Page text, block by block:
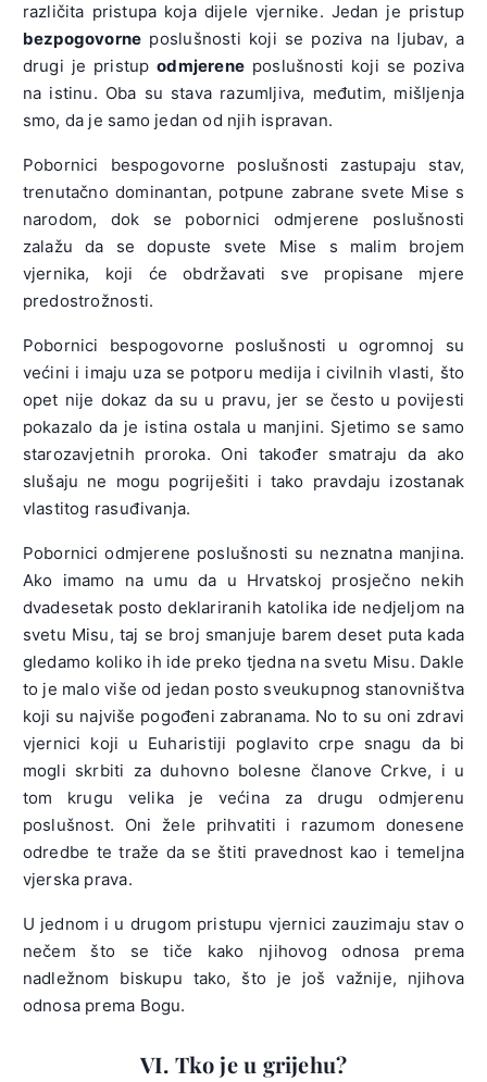
različita pristupa koja dijele vjernike. Jedan je pristup
bezpogovorne poslušnosti koji se poziva na ljubav, a
drugi je pristupodmjerene poslušnosti koji se poziva
na istinu. Oba su stava razumljiva, međutim, mišljenja
smo, da je samo jedan od njih ispravan.
Pobornici bespogovorne poslušnosti zastupaju stav,
trenutačno dominantan, potpune zabrane svete Mise s
narodom, dok se pobornici odmjerene poslušnosti
zalažu da se dopuste svete Mise s malim brojem
vjernika, koji će obdržavati sve propisane mjere
predostrožnosti.
Pobornici bespogovorne poslušnosti u ogromnoj su
većini i imaju uza se potporu medija i civilnih vlasti, što
opet nije dokaz da su u pravu, jer se često u povijesti
pokazalo da je istina ostala u manjini. Sjetimo se samo
starozavjetnih proroka. Oni također smatraju da ako
slušaju ne mogu pogriješiti i tako pravdaju izostanak
vlastitog rasuđivanja.
Pobornici odmjerene poslušnosti su neznatna manjina.
Ako imamo na umu da u Hrvatskoj prosječno nekih
dvadesetak posto deklariranih katolika ide nedjeljom na
svetu Misu, taj se broj smanjuje barem deset puta kada
gledamo koliko ih ide preko tjedna na svetu Misu. Dakle
to je malo više od jedan posto sveukupnog stanovništva
koji su najviše pogođeni zabranama. No to su oni zdravi
vjernici koji u Euharistiji poglavito crpe snagu da bi
mogli skrbiti za duhovno bolesne članove Crkve, i u
tom krugu velika je većina za drugu odmjerenu
poslušnost. Oni žele prihvatiti i razumom donesene
odredbe te traže da se štiti pravednost kao i temeljna
vjerska prava.
U jednom i u drugom pristupu vjernici zauzimaju stav o
nečem što se tiče kako njihovog odnosa prema
nadležnom biskupu tako, što je još važnije, njihova
odnosa prema Bogu.
VI. Tko je u grijehu?